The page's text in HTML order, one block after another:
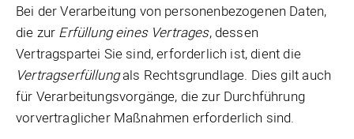
Bei der Verarbeitung von personenbezogenen Daten,
die zur Erfüllung eines Vertrages, dessen
Vertragspartei Sie sind, erforderlich ist, dient die
Vertragserfüllungals Rechtsgrundlage. Dies gilt auch
für Verarbeitungsvorgänge, die zur Durchführung
vorvertraglicher Maßnahmen erforderlich sind.